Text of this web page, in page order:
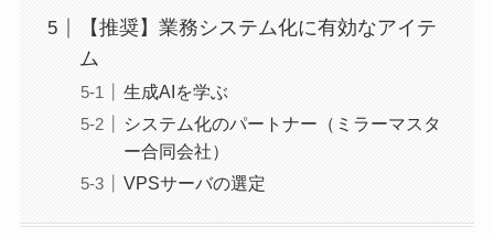
【推奨】業務システム化に有効なアイテ
ム
生成AIを学ぶ
システム化のパートナー（ミラーマスタ
ー合同会社）
VPSサーバの選定